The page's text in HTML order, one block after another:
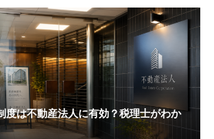
度は不動産法人に有効？税理士がわか